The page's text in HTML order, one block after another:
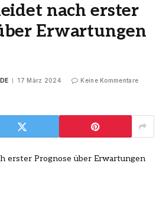
nach erster
Erwartungen
17 März 2024 Keine Kommentare